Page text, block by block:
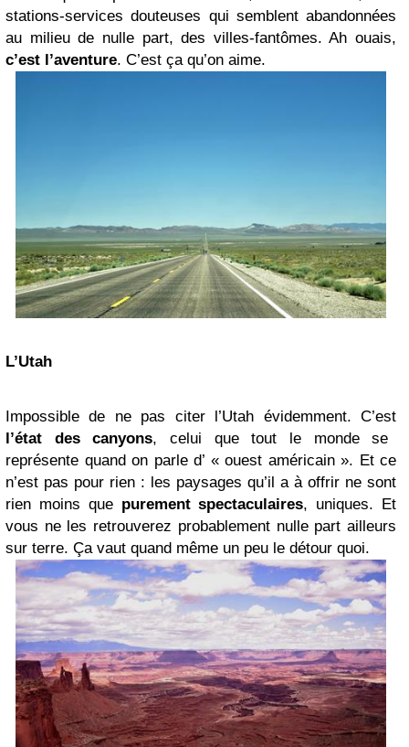
stations-services douteuses qui semblent abandonnées
au milieu de nulle part, des villes-fantômes. Ah ouais,
c’est l’aventure. C’est ça qu’on aime.
L’Utah
Impossible de ne pas citer l’Utah évidemment. C’est
l’état des canyons, celui que tout le monde se
représente quand on parle d’ « ouest américain ». Et ce
n’est pas pour rien : les paysages qu’il a à offrir ne sont
rien moins que purement spectaculaires, uniques. Et
vous ne les retrouverez probablement nulle part ailleurs
sur terre. Ça vaut quand même un peu le détour quoi.